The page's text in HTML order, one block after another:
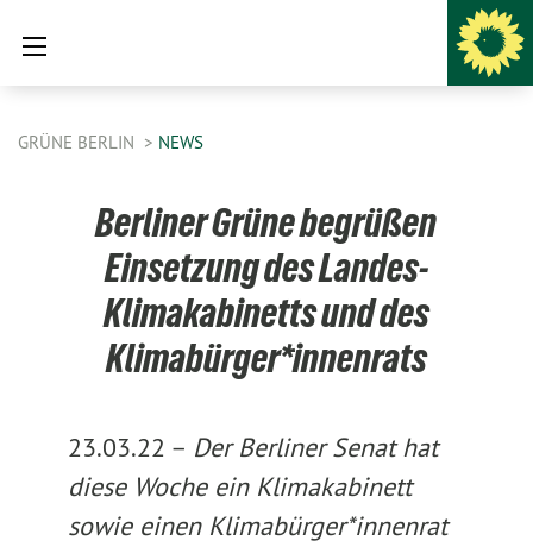
GRÜNE BERLIN NEWS
Berliner Grüne begrüßen
Einsetzung des Landes-
Klimakabinetts und des
Klimabürger*innenrats
23.03.22 – Der Berliner Senat hat
diese Woche ein Klimakabinett
sowie einen Klimabürger*innenrat